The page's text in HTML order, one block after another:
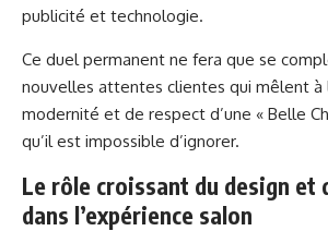
publicité et technologie.
Ce duel permanent ne fera que se
nouvelles attentes clientes qui mêlent à
modernité et de respect d’une « Belle
qu’il est impossible d’ignorer.
Le rôle croissant du design et
dans l’expérience salon